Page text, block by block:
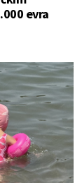
evra